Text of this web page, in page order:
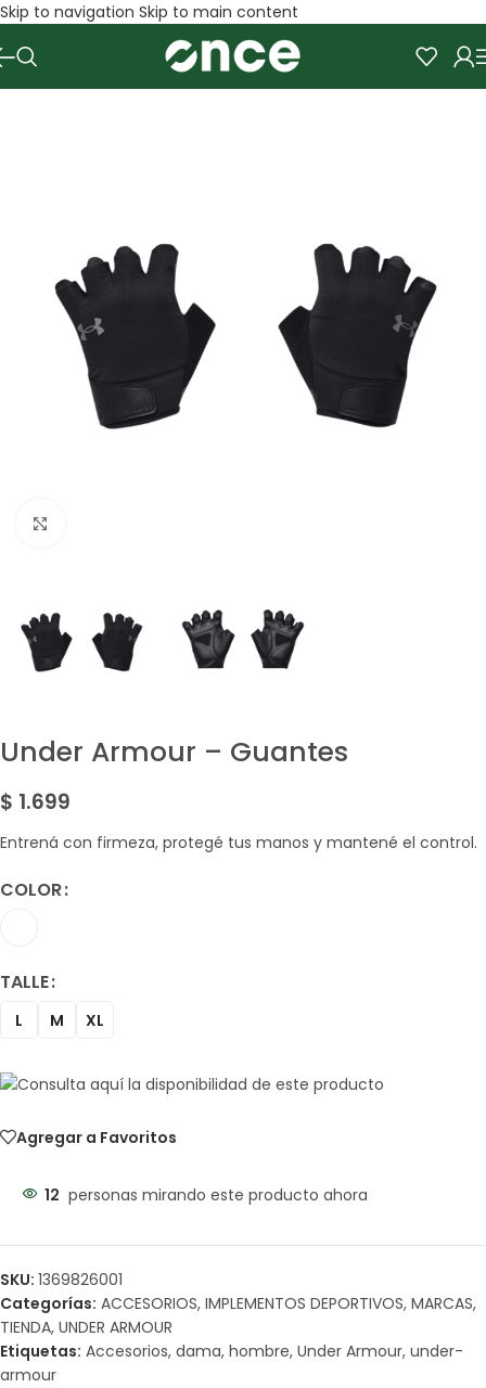
Skip to navigation Skip to main content
Under Armour – Guantes
$ 1.699
Entrená con firmeza, protegé tus manos y mantené el control.
COLOR
TALLE
L M XL
Agregar a Favoritos
12 personas mirando este producto ahora
SKU: 1369826001
Categorías: ACCESORIOS, IMPLEMENTOS DEPORTIVOS, MARCAS,
TIENDA, UNDER ARMOUR
Etiquetas: Accesorios, dama, hombre, Under Armour, under-
armour